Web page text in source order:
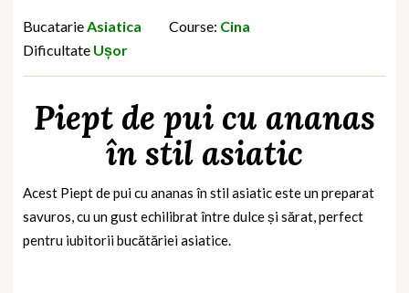
BucatarieAsiatica Course: Cina
Dificultate Ușor
Piept de pui cu ananas
în stil asiatic
Acest Piept de pui cu ananas în stil asiatic este un preparat
savuros, cu un gust echilibrat între dulce și sărat, perfect
pentru iubitorii bucătăriei asiatice.